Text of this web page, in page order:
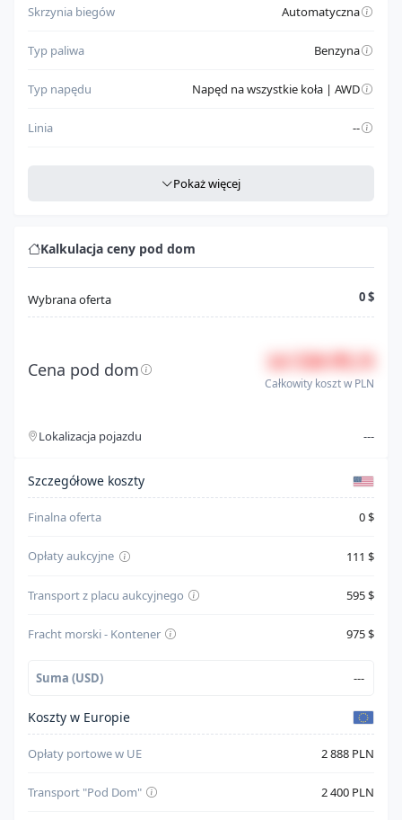
Skrzynia biegów Automatyczna
Typ paliwa Benzyna
Typ napędu Napęd na wszystkie koła | AWD
Linia --
Rodzaj nadwozia
Model F-150
Typ paliwa Gasoline
Cylindry 6
System bezpieczeństwa --
Skrzynia biegów Automatic
Napęd All Wheel Drive
Kolor karoserii Niebieski
Pokaż więcej
Kalkulacja ceny pod dom
Wybrana oferta 0 $
Cena pod dom 14 550 PLN
Całkowity koszt w PLN
Lokalizacja pojazdu ---
Szczegóły kosztów
Szczegółowe koszty
Finalna oferta 0 $
Opłaty aukcyjne 111 $
Transport z placu aukcyjnego 595 $
Fracht morski - Kontener 975 $
Suma (USD) ---
Koszty w Europie
Opłaty portowe w UE 2 888 PLN
Transport "Pod Dom" 2 400 PLN